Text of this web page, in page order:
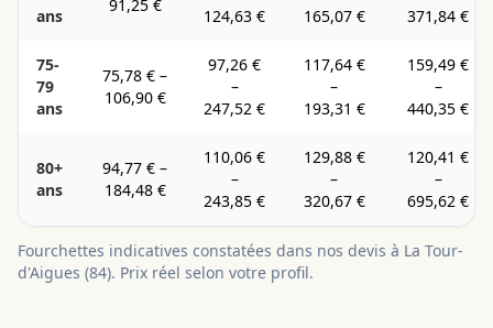
ans
91,25 €
124,63 €
165,07 €
371,84 €
75-
79
ans
75,78 € –
106,90 €
97,26 €
–
247,52 €
117,64 €
–
193,31 €
159,49 €
–
440,35 €
80+
ans
94,77 € –
184,48 €
110,06 €
–
243,85 €
129,88 €
–
320,67 €
120,41 €
–
695,62 €
Fourchettes indicatives constatées dans nos devis à La Tour-
d'Aigues (84). Prix réel selon votre profil.